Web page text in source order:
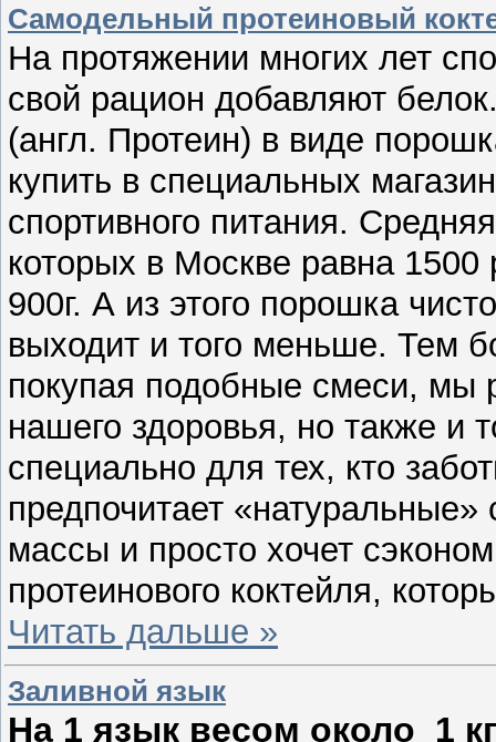
Самодельный протеиновый
На протяжении многих лет
свой рацион добавляют
(англ. Протеин) в виде
купить в специальных
спортивного питания.
которых в Москве равна 1500
900г. А из этого порошка
выходит и того меньше. Тем
покупая подобные смеси, мы
нашего здоровья, но также и
специально для тех, кто
предпочитает
массы и просто хочет
протеинового коктейля,
Читать дальше »
Заливной язык
На 1 язык весом около 1